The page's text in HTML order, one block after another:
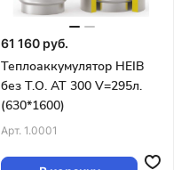
61 160 руб.
Теплоаккумулятор HEIB
без Т.О. AT 300 V=295л.
(630*1600)
Арт. 1.0001